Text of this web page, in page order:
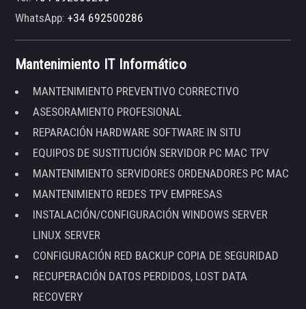
WhatsApp:+34 692500286
Mantenimiento IT Informático
MANTENIMIENTO PREVENTIVO CORRECTIVO
ASESORAMIENTO PROFESIONAL
REPARACIÓN HARDWARE SOFTWARE IN SITU
EQUIPOS DE SUSTITUCIÓN SERVIDOR PC MAC TPV
MANTENIMIENTO SERVIDORES ORDENADORES PC MAC
MANTENIMIENTO REDES TPV EMPRESAS
INSTALACIÓN/CONFIGURACIÓN WINDOWS SERVER
LINUX SERVER
CONFIGURACIÓN RED BACKUP COPIA DE SEGURIDAD
RECUPERACIÓN DATOS PERDIDOS, LOST DATA
RECOVERY